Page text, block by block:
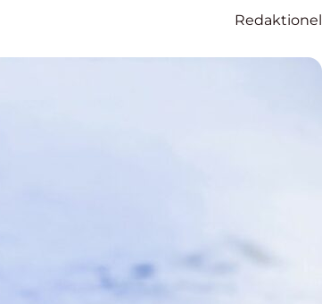
Redaktionel